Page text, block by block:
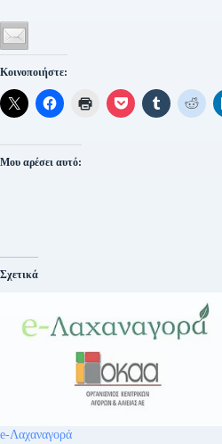
Κοινοποιήστε:
Μου αρέσει αυτό:
Σχετικά
e-Λαχαναγορά